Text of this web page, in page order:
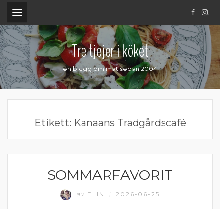
.
Tre tjejer i köket
en blogg om mat sedan 2004
Etikett: Kanaans Trädgårdscafé
SOMMARFAVORIT
av ELIN 2026-06-25